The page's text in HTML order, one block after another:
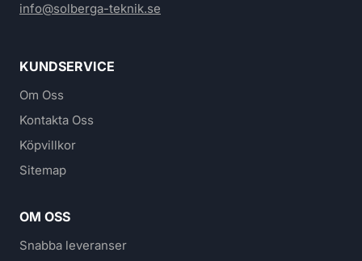
info@solberga-teknik.se
KUNDSERVICE
Om Oss
Kontakta Oss
Köpvillkor
Sitemap
OM OSS
Snabba leveranser